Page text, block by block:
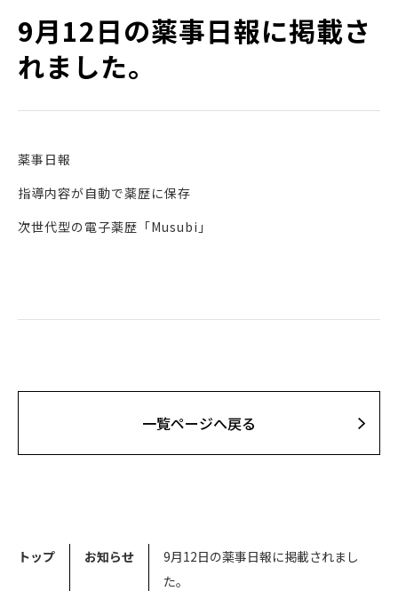
9月12日の薬事日報に掲載さ
れました。
薬事日報
指導内容が自動で薬歴に保存
次世代型の電子薬歴「Musubi」
⼀覧ページへ戻る
トップ お知らせ
9月12日の薬事日報に掲載されまし
た。